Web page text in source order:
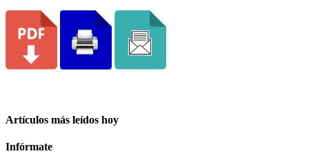
Artículos más leídos hoy
Infórmate